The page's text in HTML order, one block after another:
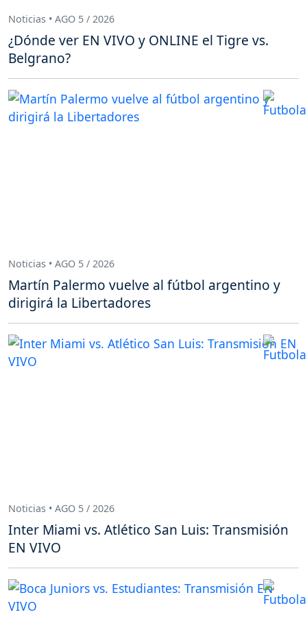
Noticias • AGO 5 / 2026
¿Dónde ver EN VIVO y ONLINE el Tigre vs.
Belgrano?
Noticias • AGO 5 / 2026
Martín Palermo vuelve al fútbol argentino y
dirigirá la Libertadores
Noticias • AGO 5 / 2026
Inter Miami vs. Atlético San Luis: Transmisión
EN VIVO